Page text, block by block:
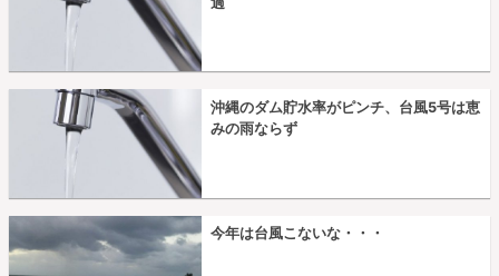
沖縄のダム貯水率がピンチ、台風5号は恵
みの雨ならず
今年は台風こないな・・・